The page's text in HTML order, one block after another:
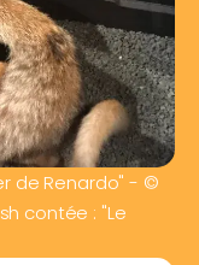
de Renardo" - ©
contée : "Le